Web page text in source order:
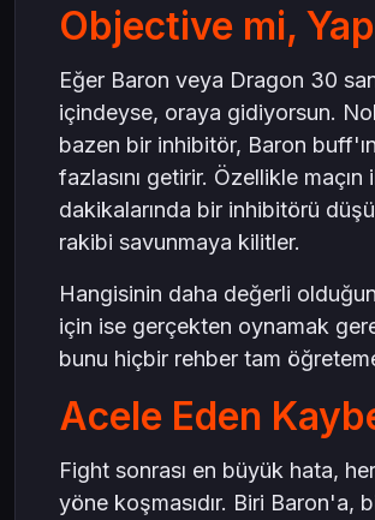
Objective mi,
Eğer Baron veya Dragon 30
içindeyse, oraya gidiyorsun.
bazen bir inhibitör, Baron
fazlasını getirir. Özellikle maçın
dakikalarında bir inhibitörü
rakibi savunmaya kilitler.
Hangisinin daha değerli
için ise gerçekten oynamak
bunu hiçbir rehber tam
Acele Eden
Fight sonrası en büyük hata,
yöne koşmasıdır. Biri Baron'a,